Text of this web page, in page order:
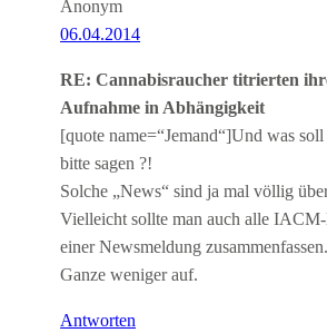
Anonym
06.04.2014
RE: Cannabisraucher titrierten
Aufnahme in Abhängigkeit
[quote name=“Jemand“]Und was
bitte sagen ?!
Solche „News“ sind ja mal völlig
Vielleicht sollte man auch alle
einer Newsmeldung
Ganze weniger auf.
Antworten